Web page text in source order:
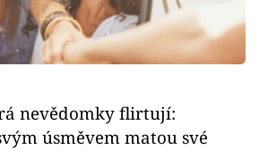
nevědomky flirtují:
úsměvem matou své